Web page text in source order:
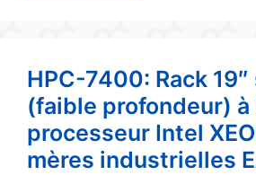
HPC-7400: Rack
(faible profondeur) à
processeur Intel
mères industrielles